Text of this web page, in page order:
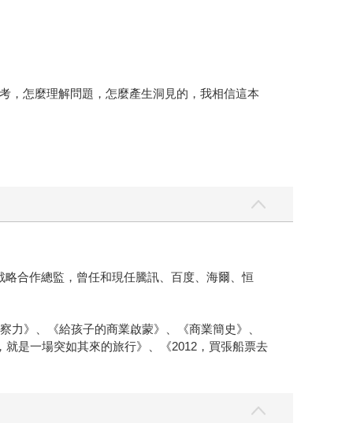
，怎麼理解問題，怎麼產生洞見的，我相信這本
合作總監，曾任和現任騰訊、百度、海爾、恒
》、《給孩子的商業啟蒙》、《商業簡史》、
是一場突如其來的旅行》、《2012，買張船票去